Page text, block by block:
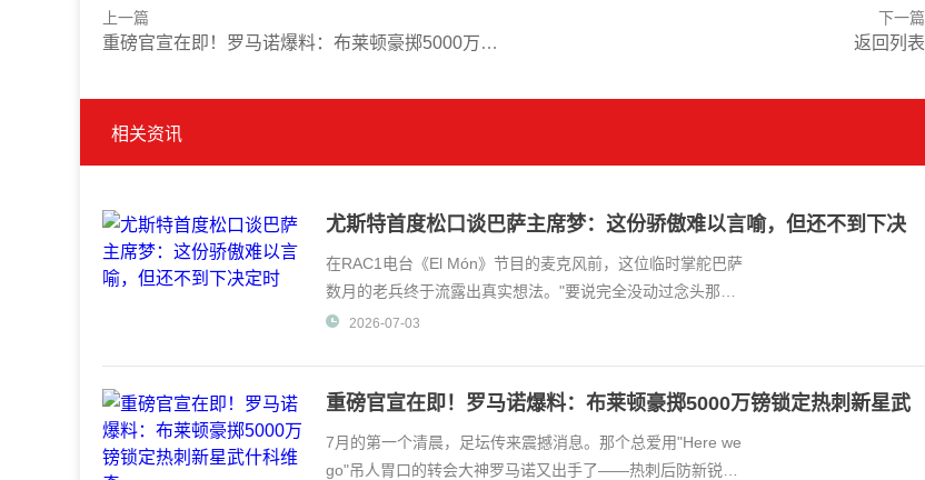
上一篇
重磅官宣在即！罗马诺爆料：布莱顿豪掷5000万镑锁定热刺新星武什科维奇
下一篇
返回列表
相关资讯
尤斯特首度松口谈巴萨主席梦：这份骄傲难以言喻，但还不到下决
定时
在RAC1电台《El Món》节目的麦克风前，这位临时掌舵巴萨
数月的老兵终于流露出真实想法。"要说完全没动过念头那是
假话，"尤斯特摩
2026-07-03
重磅官宣在即！罗马诺爆料：布莱顿豪掷5000万镑锁定热刺新星武
什科维奇
7月的第一个清晨，足坛传来震撼消息。那个总爱用"Here we
go"吊人胃口的转会大神罗马诺又出手了——热刺后防新锐武